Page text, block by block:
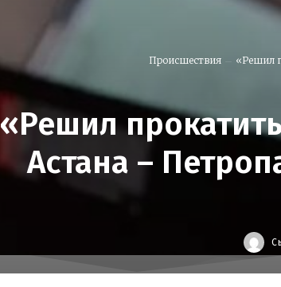
Происшествия «Решил
«Решил
Астана –